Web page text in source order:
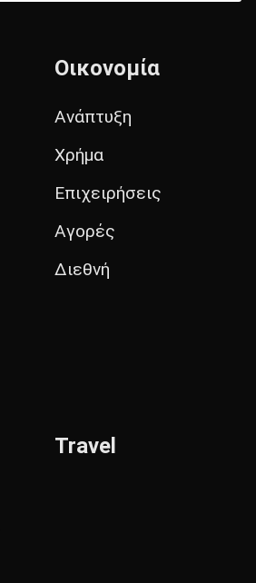
Οικονομία
Ανάπτυξη
Χρήμα
Επιχειρήσεις
Αγορές
Διεθνή
Travel